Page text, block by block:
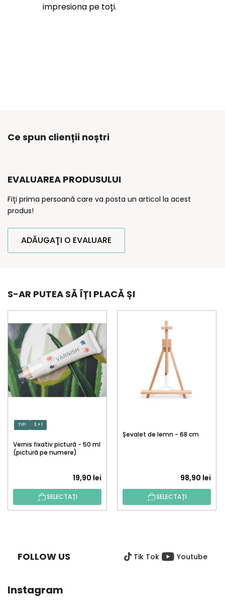
impresiona pe toți.
Ce spun clienții noștri
EVALUAREA PRODUSULUI
Fiţi prima persoană care va posta un articol la acest
produs!
ADĂUGAŢI O EVALUARE
S-AR PUTEA SĂ ÎȚI PLACĂ ȘI
TIP! 3 + 1
Vernis fixativ pictură - 50 ml
(pictură pe numere)
19,90 lei
SELECTAȚI
Șevalet de lemn - 68 cm
98,90 lei
SELECTAȚI
FOLLOW US Tik Tok Youtube
Instagram